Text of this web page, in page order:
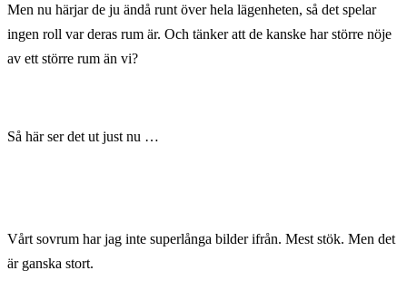
Men nu härjar de ju ändå runt över hela lägenheten, så det spelar
ingen roll var deras rum är. Och tänker att de kanske har större nöje
av ett större rum än vi?
Så här ser det ut just nu …
Vårt sovrum har jag inte superlånga bilder ifrån. Mest stök. Men det
är ganska stort.